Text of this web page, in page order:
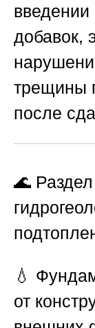
добавок,
трещины
после
🌊
💧
от